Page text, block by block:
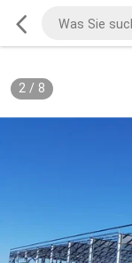
2/ 8